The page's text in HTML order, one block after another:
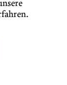
zwar am
— der